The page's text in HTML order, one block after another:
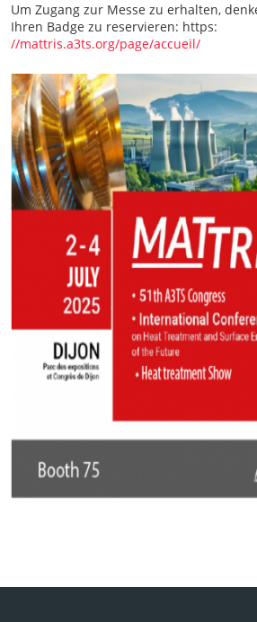
Um Zugang zur Messe zu erhalten,
Ihren Badge zu reservieren: https:
//mattris.a3ts.org/page/accueil/